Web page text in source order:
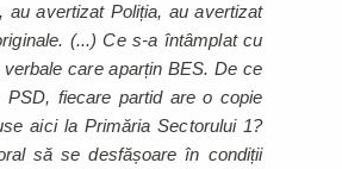
avertizat Poliția, au avertizat
(...) Ce s-a întâmplat cu
care aparțin BES. De ce
fiecare partid are o copie
aici la Primăria Sectorului 1?
să se desfășoare în condiții